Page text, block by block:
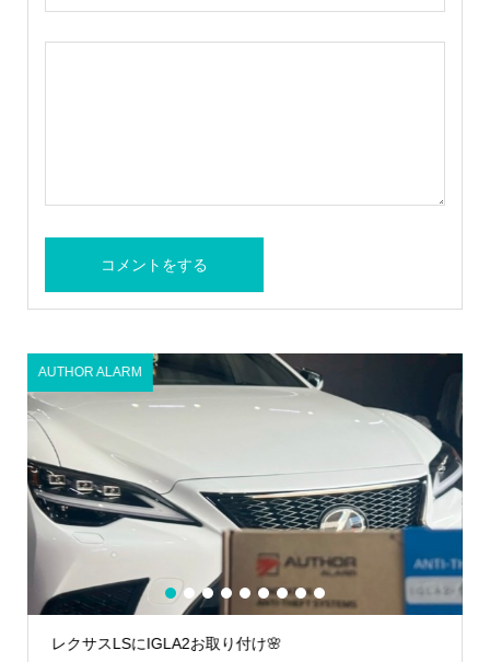
レクサスLSにIGLA2お取り付け🌸
AUTHOR ALARM
1 2 3 4 5 6 7 8 9